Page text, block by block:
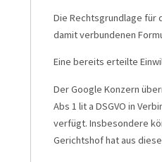
Die Rechtsgrundlage für
damit verbundenen
Eine bereits erteilte
Der Google Konzern
Abs 1 lit a DSGVO in
verfügt. Insbesondere
Gerichtshof hat aus